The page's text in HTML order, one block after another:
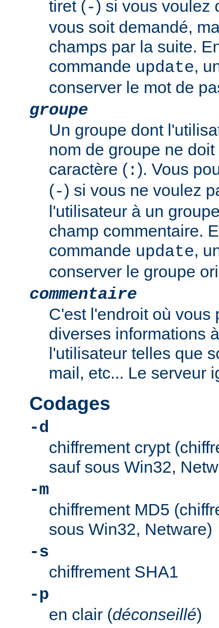
tiret (-) si vous voulez
vous soit demandé,
champs par la suite.
commande update,
conserver le mot de
groupe
Un groupe dont
nom de groupe ne
caractère ( :). Vous
(-) si vous ne voulez
l'utilisateur à un
champ commentaire.
commande update,
conserver le groupe
commentaire
C'est l'endroit où vous
diverses informations
l'utilisateur telles que
mail, etc... Le serveur
Codages
-d
chiffrement crypt
sauf sous Win32,
-m
chiffrement MD5
sous Win32, Netware)
-s
chiffrement SHA1
-p
en clair (déconseillé)